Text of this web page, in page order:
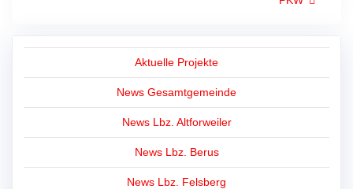
Aktuelle Projekte
News Gesamtgemeinde
News Lbz. Altforweiler
News Lbz. Berus
News Lbz. Felsberg